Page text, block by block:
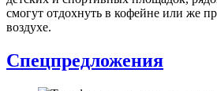
смогут отдохнуть в кофейне или же
воздухе.
Спецпредложения